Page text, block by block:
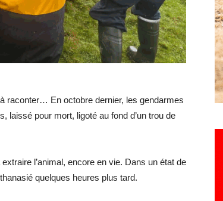
à raconter… En octobre dernier, les gendarmes
laissé pour mort, ligoté au fond d’un trou de
l’animal, encore en vie. Dans un état de
quelques heures plus tard.